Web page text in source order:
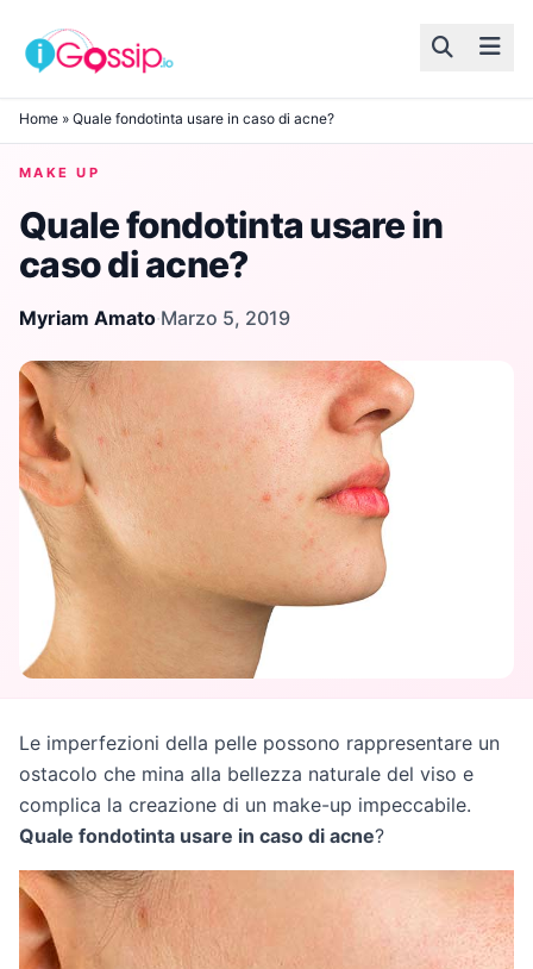
Skip to content
Home » Quale fondotinta usare in caso di acne?
MAKE UP
Quale fondotinta usare in
caso di acne?
Myriam Amato·Marzo 5, 2019
Le imperfezioni della pelle possono rappresentare un
ostacolo che mina alla bellezza naturale del viso e
complica la creazione di un make-up impeccabile.
Quale fondotinta usare in caso di acne?